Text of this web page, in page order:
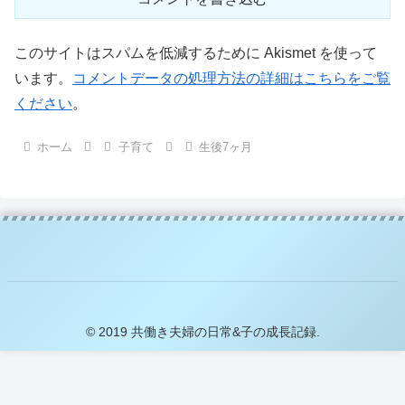
このサイトはスパムを低減するために Akismet を使って
います。
コメントデータの処理方法の詳細はこちらをご覧
ください。
ホーム 子育て 生後7ヶ月
© 2019 共働き夫婦の日常&子の成長記録.